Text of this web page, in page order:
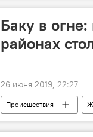
Баку в
районах
26 июня 2019, 22:27
Происшествия
Происшествия в